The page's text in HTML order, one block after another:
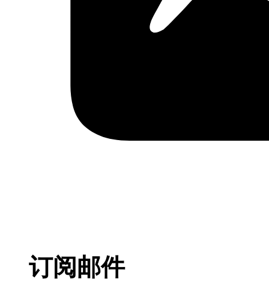
订阅邮件